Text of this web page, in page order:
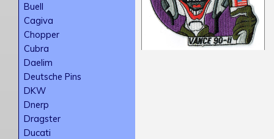
Buell
Cagiva
Chopper
Cubra
Daelim
Deutsche Pins
DKW
Dnerp
Dragster
Ducati